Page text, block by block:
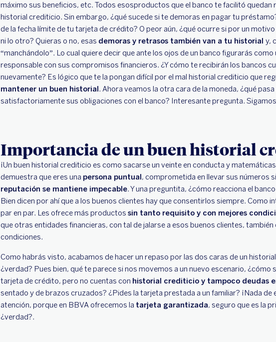
máximo sus beneficios, etc. Todos esosproductos que el banco te facilitó quedan
historial crediticio. Sin embargo, ¿qué sucede si te demoras en pagar tu
de la fecha límite de tu tarjeta de crédito? O peor aún, ¿qué ocurre si por un
ni lo otro? Quieras o no, esas demoras y retrasos también van a tu historial y,
“manchándolo”. Lo cual quiere decir que ante los ojos de un banco figurarás
responsable con sus compromisos financieros. ¿Y cómo te recibirán los bancos
nuevamente? Es lógico que te la pongan difícil por el mal historial crediticio que
mantener un buen historial. Ahora veamos la otra cara de la moneda, ¿qué
satisfactoriamente sus obligaciones con el banco? Interesante pregunta.
Importancia de un buen historial
¡Un buen historial crediticio es como sacarse un veinte en conducta y
demuestra que eres una persona puntual, comprometida en llevar sus números
reputación se mantiene impecable. Y una preguntita, ¿cómo reacciona el
Bien dicen por ahí que a los buenos clientes hay que consentirlos siempre. Como
par en par. Les ofrece más productos sin tanto requisito y con mejores
que otras entidades financieras, con tal de jalarse a esos buenos clientes,
condiciones.
Como habrás visto, acabamos de hacer un repaso por las dos caras de un
¿verdad? Pues bien, qué te parece si nos movemos a un nuevo escenario, ¿cómo
tarjeta de crédito, pero no cuentas con historial crediticio y tampoco deudas
sentado y de brazos cruzados? ¿Pides la tarjeta prestada a un familiar? ¡Nada de
atención, porque en BBVA ofrecemos la tarjeta garantizada, seguro que es la
¿verdad?.